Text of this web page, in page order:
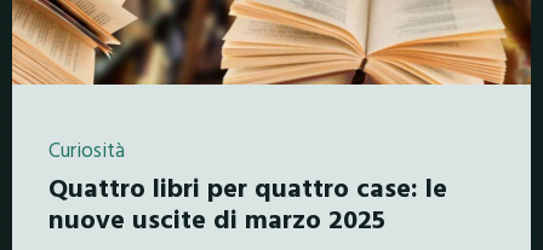
Curiosità
Quattro libri per quattro case: le
nuove uscite di marzo 2025